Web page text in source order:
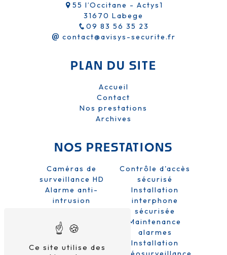
55 l’Occitane - Actys1
31670 Labege
09 83 56 35 23
contact@avisys-securite.fr
PLAN DU SITE
Accueil
Contact
Nos prestations
Archives
NOS PRESTATIONS
Caméras de
surveillance HD
Alarme anti-
intrusion
et entreprise
Système de
sécurité
Contrôle d'accès
sécurisé
Installation
interphone
sécurisée
Maintenance
alarmes
Installation
Ce site utilise des